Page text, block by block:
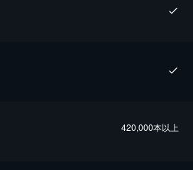
420,000本以上